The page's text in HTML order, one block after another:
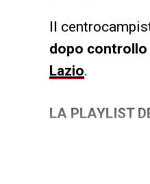
Il
dopo controllo
Lazio.
LA PLAYLIST